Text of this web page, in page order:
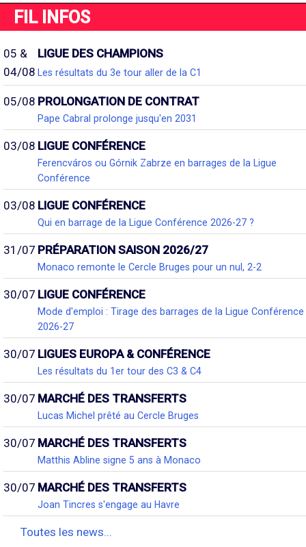
FIL INFOS
05 &
04/08
LIGUE DES CHAMPIONS
Les résultats du 3e tour aller de la C1
05/08 PROLONGATION DE CONTRAT
Pape Cabral prolonge jusqu'en 2031
03/08 LIGUE CONFÉRENCE
Ferencváros ou Górnik Zabrze en barrages de la Ligue
Conférence
03/08 LIGUE CONFÉRENCE
Qui en barrage de la Ligue Conférence 2026-27 ?
31/07 PRÉPARATION SAISON 2026/27
Monaco remonte le Cercle Bruges pour un nul, 2-2
30/07 LIGUE CONFÉRENCE
Mode d'emploi : Tirage des barrages de la Ligue Conférence
2026-27
30/07 LIGUES EUROPA & CONFÉRENCE
Les résultats du 1er tour des C3 & C4
30/07 MARCHÉ DES TRANSFERTS
Lucas Michel prêté au Cercle Bruges
30/07 MARCHÉ DES TRANSFERTS
Matthis Abline signe 5 ans à Monaco
30/07 MARCHÉ DES TRANSFERTS
Joan Tincres s'engage au Havre
Toutes les news...